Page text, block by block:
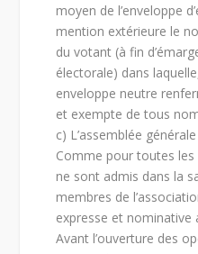
moyen de l’enveloppe
mention extérieure le
du votant (à fin
électorale) dans
enveloppe neutre
et exempte de tous
c) L’assemblée
Comme pour toutes les
ne sont admis dans la
membres de
expresse et nominative
Avant l’ouverture des